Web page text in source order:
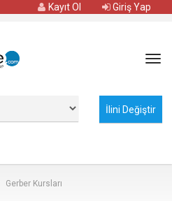
Giriş Yap
Kayıt Ol
Gerber Kursları